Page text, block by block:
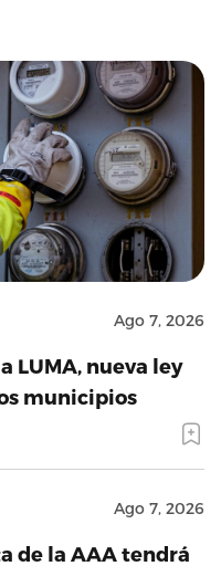
Ago 7, 2026
LUMA, nueva ley
municipios
Ago 7, 2026
de la AAA tendrá